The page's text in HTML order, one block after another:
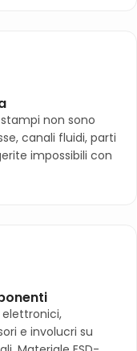
non sono
canali fluidi, parti
impossibili con
e involucri su